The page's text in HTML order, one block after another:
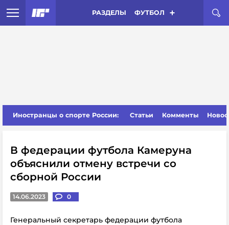
РАЗДЕЛЫ ФУТБОЛ
Иностранцы о спорте России: Статьи Комменты
В федерации футбола Камеруна
объяснили отмену встречи со
сборной России
14.06.2023 0
Генеральный секретарь федерации футбола